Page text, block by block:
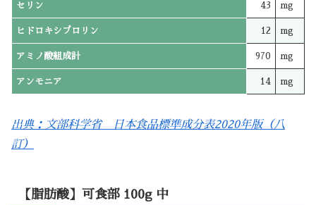
セリン 43 mg
ヒドロキシプロリン 12 mg
アミノ酸組成計 970 mg
アンモニア 14 mg
出典：文部科学省 日本食品標準成分表2020年版（八
訂）
【脂肪酸】可食部 100g 中